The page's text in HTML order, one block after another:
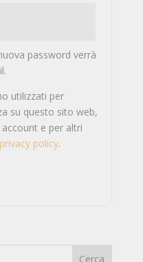
password verrà
utilizzati per
su questo sito web,
e per altri
privacy policy.